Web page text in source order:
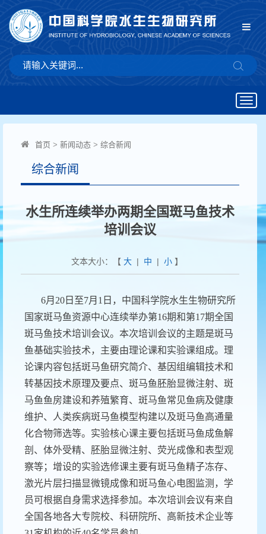
首页 > 新闻动态 > 综合新闻
综合新闻
水生所连续举办两期全国斑马鱼技术
培训会议
文本大小：【 大| 中 | 小】
6月20日至7月1日，中国科学院水生生物研究所
国家斑马鱼资源中心连续举办第16期和第17期全国
斑马鱼技术培训会议。本次培训会议的主题是斑马
鱼基础实验技术，主要由理论课和实验课组成。理
论课内容包括斑马鱼研究简介、基因组编辑技术和
转基因技术原理及要点、斑马鱼胚胎显微注射、斑
马鱼鱼房建设和养殖繁育、斑马鱼常见鱼病及健康
维护、人类疾病斑马鱼模型构建以及斑马鱼高通量
化合物筛选等。实验核心课主要包括斑马鱼成鱼解
剖、体外受精、胚胎显微注射、荧光成像和表型观
察等；增设的实验选修课主要有斑马鱼精子冻存、
激光片层扫描显微镜成像和斑马鱼心电图监测，学
员可根据自身需求选择参加。本次培训会议有来自
全国各地各大专院校、科研院所、高新技术企业等